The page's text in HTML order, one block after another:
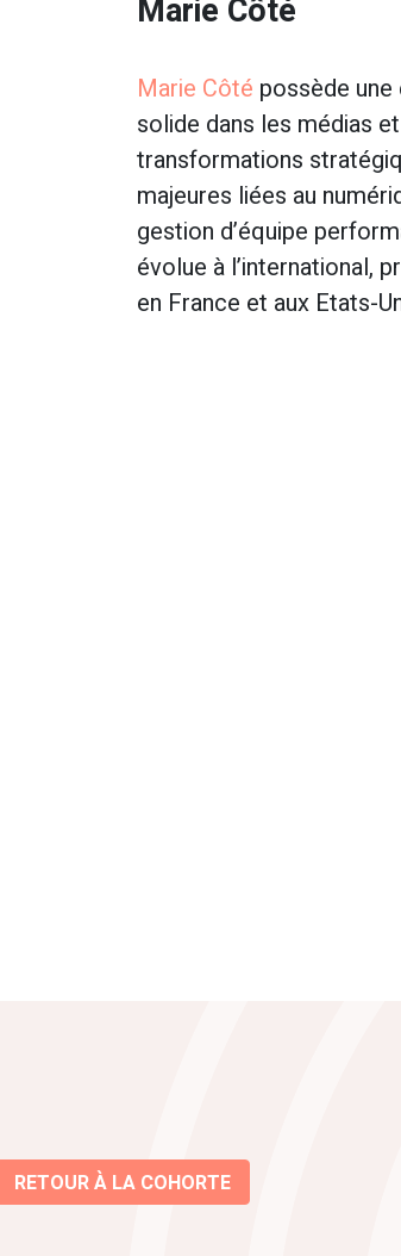
Marie Côté
Marie Côté possède
solide dans les médias
transformations
majeures liées au
gestion d’équipe
évolue à l’international,
en France et aux Etats-
RETOUR À LA COHORTE